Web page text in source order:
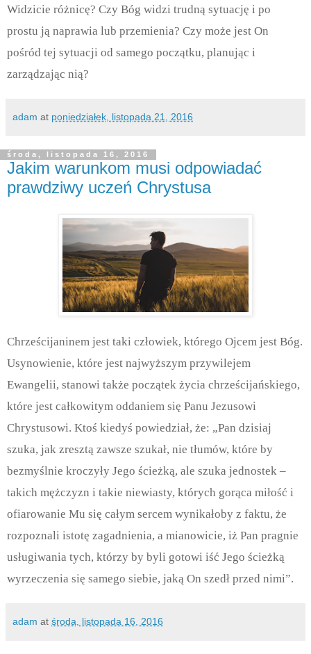
Widzicie różnicę? Czy Bóg widzi trudną sytuację i po
prostu ją naprawia lub przemienia? Czy może jest On
pośród tej sytuacji od samego początku, planując i
zarządzając nią?
adam at poniedziałek, listopada 21, 2016
środa, listopada 16, 2016
Jakim warunkom musi odpowiadać
prawdziwy uczeń Chrystusa
Chrześcijaninem jest taki człowiek, którego Ojcem jest Bóg.
Usynowienie, które jest najwyższym przywilejem
Ewangelii, stanowi także początek życia chrześcijańskiego,
które jest całkowitym oddaniem się Panu Jezusowi
Chrystusowi. Ktoś kiedyś powiedział, że: „Pan dzisiaj
szuka, jak zresztą zawsze szukał, nie tłumów, które by
bezmyślnie kroczyły Jego ścieżką, ale szuka jednostek –
takich mężczyzn i takie niewiasty, których gorąca miłość i
ofiarowanie Mu się całym sercem wynikałoby z faktu, że
rozpoznali istotę zagadnienia, a mianowicie, iż Pan pragnie
usługiwania tych, którzy by byli gotowi iść Jego ścieżką
wyrzeczenia się samego siebie, jaką On szedł przed nimi”.
adam at środa, listopada 16, 2016